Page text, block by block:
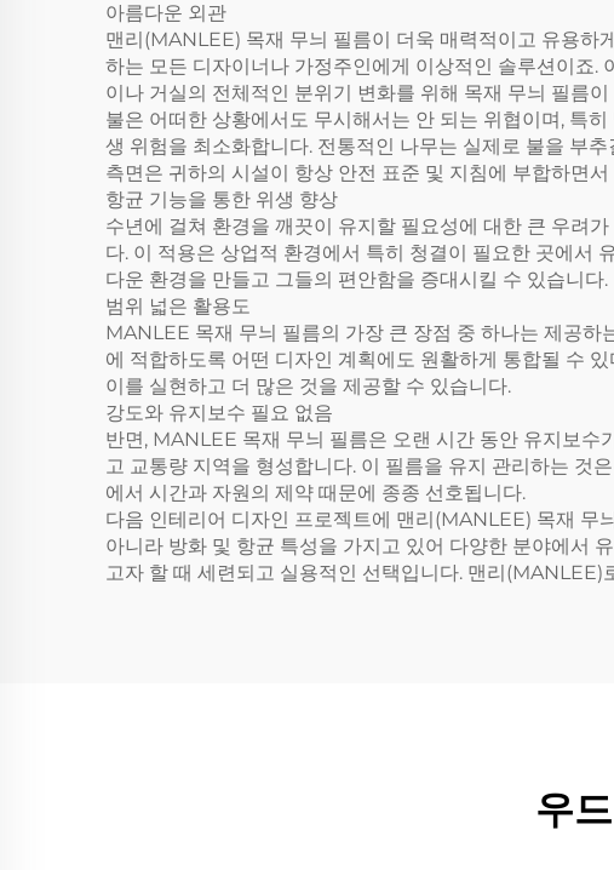
아름다운 외관
맨리(MANLEE) 목재 무늬 필름이 더욱 매력적이고 유용하
하는 모든 디자이너나 가정주인에게 이상적인 솔루션이죠.
이나 거실의 전체적인 분위기 변화를 위해 목재 무늬 필름
불은 어떠한 상황에서도 무시해서는 안 되는 위협이며, 특
생 위험을 최소화합니다. 전통적인 나무는 실제로 불을 부
측면은 귀하의 시설이 항상 안전 표준 및 지침에 부합하면
항균 기능을 통한 위생 향상
수년에 걸쳐 환경을 깨끗이 유지할 필요성에 대한 큰 우려
다. 이 적용은 상업적 환경에서 특히 청결이 필요한 곳에서
다운 환경을 만들고 그들의 편안함을 증대시킬 수 있습니다.
범위 넓은 활용도
MANLEE 목재 무늬 필름의 가장 큰 장점 중 하나는 제공하
에 적합하도록 어떤 디자인 계획에도 원활하게 통합될 수
이를 실현하고 더 많은 것을 제공할 수 있습니다.
강도와 유지보수 필요 없음
반면, MANLEE 목재 무늬 필름은 오랜 시간 동안 유지보수
고 교통량 지역을 형성합니다. 이 필름을 유지 관리하는 것
에서 시간과 자원의 제약 때문에 종종 선호됩니다.
다음 인테리어 디자인 프로젝트에 맨리(MANLEE) 목재 무
아니라 방화 및 항균 특성을 가지고 있어 다양한 분야에서
고자 할 때 세련되고 실용적인 선택입니다. 맨리
우